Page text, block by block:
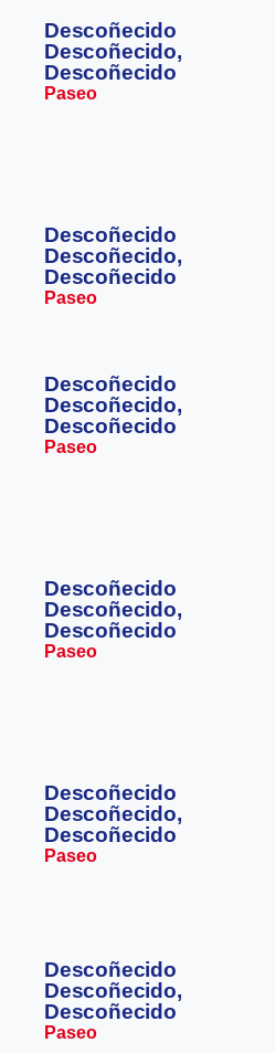
Descoñecido
Descoñecido,
Descoñecido
Paseo
Descoñecido
Descoñecido,
Descoñecido
Paseo
Descoñecido
Descoñecido,
Descoñecido
Paseo
Descoñecido
Descoñecido,
Descoñecido
Paseo
Descoñecido
Descoñecido,
Descoñecido
Paseo
Descoñecido
Descoñecido,
Descoñecido
Paseo